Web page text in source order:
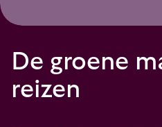
De groene
reizen